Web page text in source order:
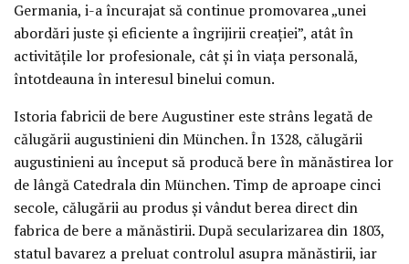
Germania, i-a încurajat să continue promovarea „unei
abordări juste și eficiente a îngrijirii creației”, atât în
activitățile lor profesionale, cât și în viața personală,
întotdeauna în interesul binelui comun.
Istoria fabricii de bere Augustiner este strâns legată de
călugării augustinieni din München. În 1328, călugării
augustinieni au început să producă bere în mănăstirea lor
de lângă Catedrala din München. Timp de aproape cinci
secole, călugării au produs și vândut berea direct din
fabrica de bere a mănăstirii. După secularizarea din 1803,
statul bavarez a preluat controlul asupra mănăstirii, iar